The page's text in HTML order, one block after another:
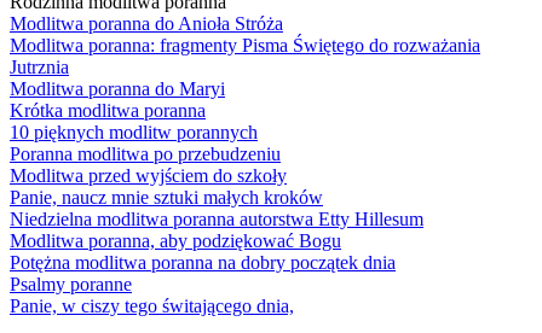
Modlitwa poranna do Anioła Stróża
Modlitwa poranna: fragmenty Pisma Świętego do rozważania
Jutrznia
Modlitwa poranna do Maryi
Krótka modlitwa poranna
10 pięknych modlitw porannych
Poranna modlitwa po przebudzeniu
Modlitwa przed wyjściem do szkoły
Panie, naucz mnie sztuki małych kroków
Niedzielna modlitwa poranna autorstwa Etty Hillesum
Modlitwa poranna, aby podziękować Bogu
Potężna modlitwa poranna na dobry początek dnia
Psalmy poranne
Panie, w ciszy tego świtającego dnia,